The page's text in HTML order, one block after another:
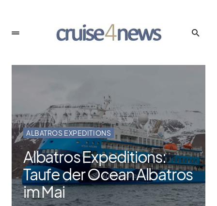
ALBATROS EXPEDITIONS
Albatros Expeditions:
Taufe der Ocean Albatros
im Mai